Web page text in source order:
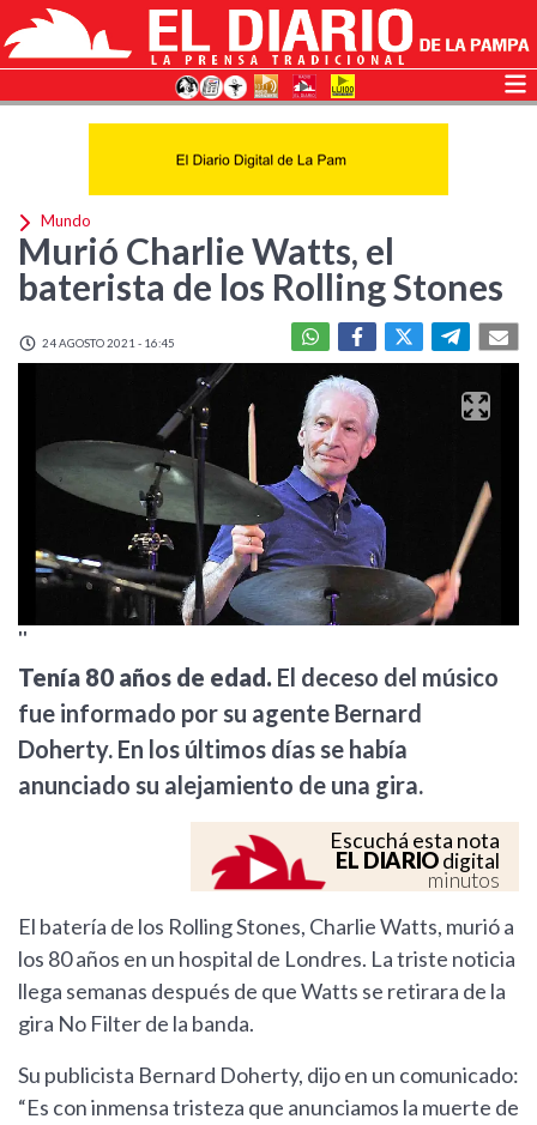
Mundo
Murió Charlie Watts, el
baterista de los Rolling Stones
24 AGOSTO 2021 - 16:45
''
Tenía 80 años de edad. El deceso del músico
fue informado por su agente Bernard
Doherty. En los últimos días se había
anunciado su alejamiento de una gira.
Escuchá esta nota
EL DIARIOdigital
minutos
El batería de los Rolling Stones, Charlie Watts, murió a
los 80 años en un hospital de Londres. La triste noticia
llega semanas después de que Watts se retirara de la
gira No Filter de la banda.
Su publicista Bernard Doherty, dijo en un comunicado:
“Es con inmensa tristeza que anunciamos la muerte de